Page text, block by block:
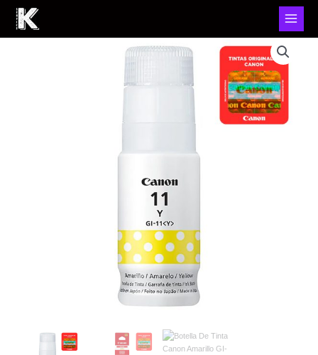
Botella